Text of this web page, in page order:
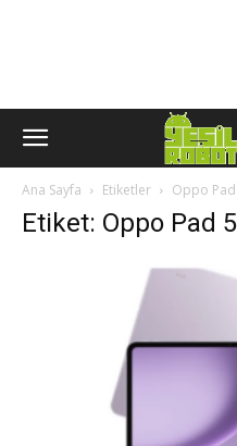
Ana Sayfa Etiketler Oppo
Etiket: Oppo Pad